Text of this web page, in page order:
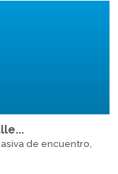
de encuentro,